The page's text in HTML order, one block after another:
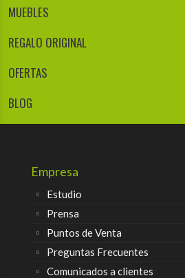
MUEBLES
REGALO ORIGINAL
OFERTAS
BLOG
Empresa
Estudio
Prensa
Puntos de Venta
Preguntas Frecuentes
Comunicados a clientes